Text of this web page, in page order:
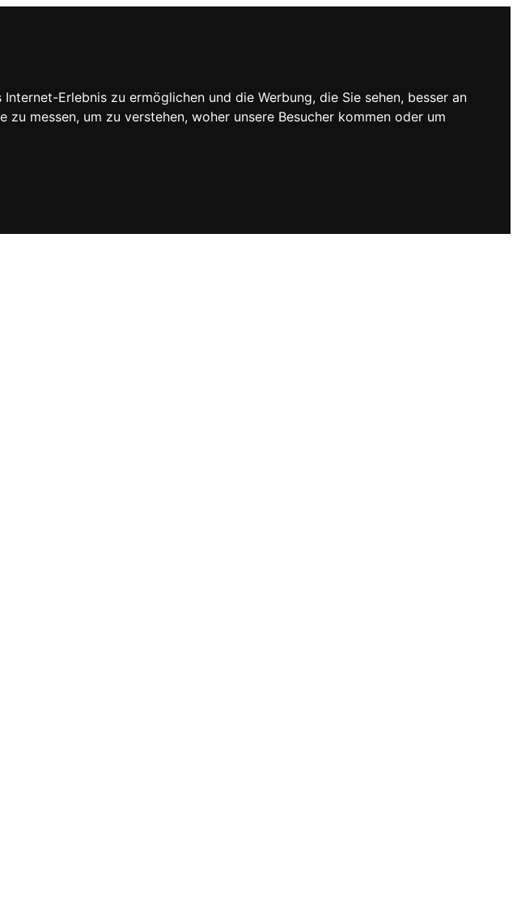
Erlebnis zu ermöglichen und die Werbung, die Sie sehen, besser an
messen, um zu verstehen, woher unsere Besucher kommen oder um